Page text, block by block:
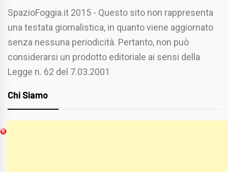
SpazioFoggia.it 2015 - Questo sito non rappresenta
una testata giornalistica, in quanto viene aggiornato
senza nessuna periodicità. Pertanto, non può
considerarsi un prodotto editoriale ai sensi della
Legge n. 62 del 7.03.2001
Chi Siamo